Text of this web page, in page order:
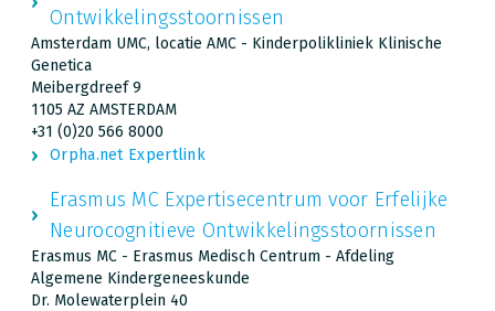
Ontwikkelingsstoornissen
Amsterdam UMC, locatie AMC - Kinderpolikliniek Klinische
Genetica
Meibergdreef 9
1105 AZ AMSTERDAM
+31 (0)20 566 8000
Orpha.net Expertlink
Erasmus MC Expertisecentrum voor Erfelijke
Neurocognitieve Ontwikkelingsstoornissen
Erasmus MC - Erasmus Medisch Centrum - Afdeling
Algemene Kindergeneeskunde
Dr. Molewaterplein 40